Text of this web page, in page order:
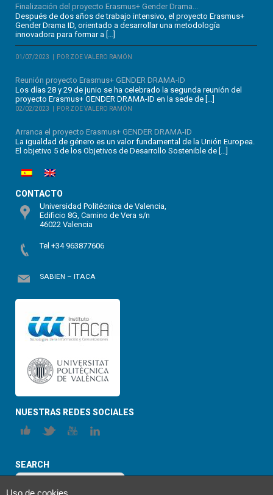
Finalización del proyecto Erasmus+ Gender Drama...
Después de dos años de trabajo intensivo, el proyecto Erasmus+
Gender Drama ID, orientado a desarrollar una metodología
innovadora para formar a […]
01/07/2023 POR ZOE VALERO RAMÓN
Reunión proyecto Erasmus+ GENDER DRAMA-ID
Los días 28 y 29 de junio se ha celebrado la segunda reunión del
proyecto Erasmus+ GENDER DRAMA-ID en la sede de […]
02/02/2023 POR ZOE VALERO RAMÓN
Arranca el proyecto Erasmus+ GENDER DRAMA-ID
La igualdad de género es un valor fundamental de la Unión Europea.
El objetivo 5 de los Objetivos de Desarrollo Sostenible de […]
CONTACTO
Universidad Politécnica de Valencia,
Edificio 8G, Camino de Vera s/n
46022 Valencia
Tel +34 963877606
SABIEN – ITACA
NUESTRAS REDES SOCIALES
SEARCH
Uso de cookies